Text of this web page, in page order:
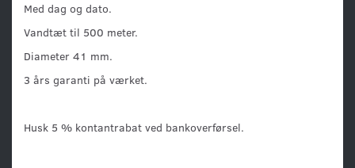
Med dag og dato.
Vandtæt til 500 meter.
Diameter 41 mm.
3 års garanti på værket.
Husk 5 % kontantrabat ved bankoverførsel.